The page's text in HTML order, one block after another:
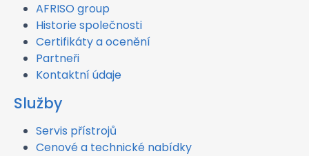
AFRISO group
Historie společnosti
Certifikáty a ocenění
Partneři
Kontaktní údaje
Služby
Servis přístrojů
Cenové a technické nabídky